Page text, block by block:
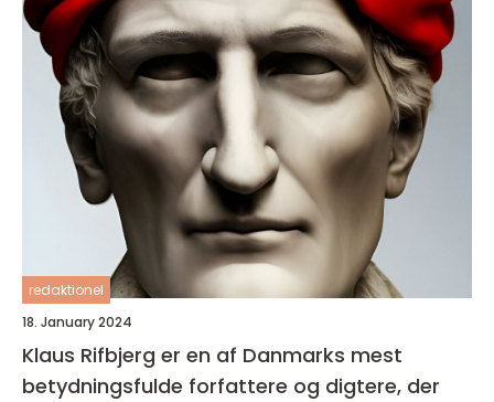
redaktionel
18. January 2024
Klaus Rifbjerg er en af Danmarks mest
betydningsfulde forfattere og digtere, der